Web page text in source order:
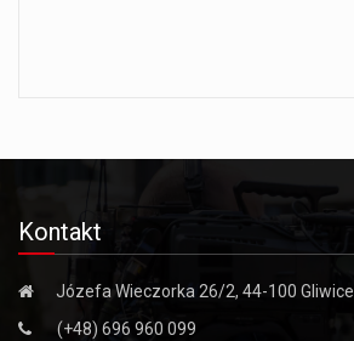
Kontakt
Józefa Wieczorka 26/2, 44-100 Gliwice
(+48) 696 960 099